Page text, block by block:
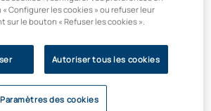
dans des cabinets, des
des entreprises du secteur.
au sein d’un écosystème
plus de25 000 m² de laboratoires,
et d’espaces spécialisés, conçus
modéliser et présenter des projets
véritable cabinet d’architecture.
Configurer les cookies » ou refuser leur
sur le bouton « Refuser les cookies ».
Autoriser tous les cookies
Paramètres des cookies